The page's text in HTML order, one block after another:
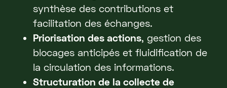
synthèse des contributions et
facilitation des échanges.
Priorisation des actions, gestion des
blocages anticipés et fluidification de
la circulation des informations.
Structuration de la collecte de